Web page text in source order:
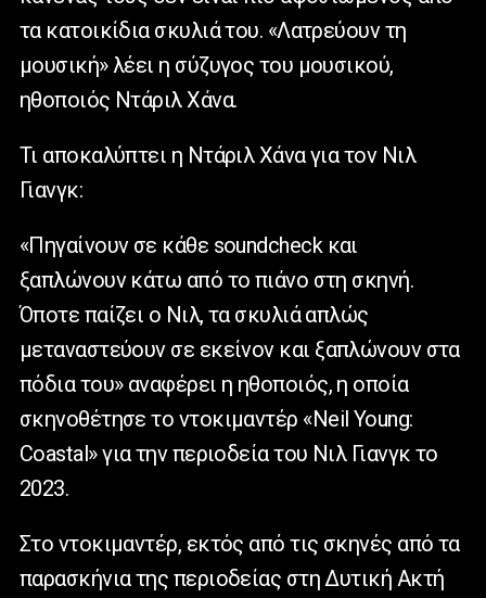
τα κατοικίδια σκυλιά του. «Λατρεύουν τη
μουσική» λέει η σύζυγος του μουσικού,
ηθοποιός Ντάριλ Χάνα.
Τι αποκαλύπτει η Ντάριλ Χάνα για τον Νιλ
Γιανγκ:
«Πηγαίνουν σε κάθε soundcheck και
ξαπλώνουν κάτω από το πιάνο στη σκηνή.
Όποτε παίζει ο Νιλ, τα σκυλιά απλώς
μεταναστεύουν σε εκείνον και ξαπλώνουν στα
πόδια του» αναφέρει η ηθοποιός, η οποία
σκηνοθέτησε το ντοκιμαντέρ «Neil Young:
Coastal» για την περιοδεία του Νιλ Γιανγκ το
2023.
Στο ντοκιμαντέρ, εκτός από τις σκηνές από τα
παρασκήνια της περιοδείας στη Δυτική Ακτή